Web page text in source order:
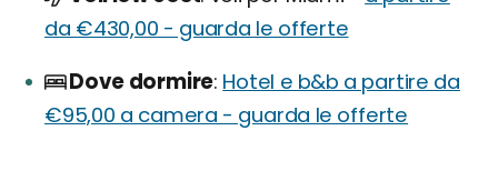
da €430,00 - guarda le offerte
Dove dormire Hotel e b&b a partire da
€95,00 a camera - guarda le offerte